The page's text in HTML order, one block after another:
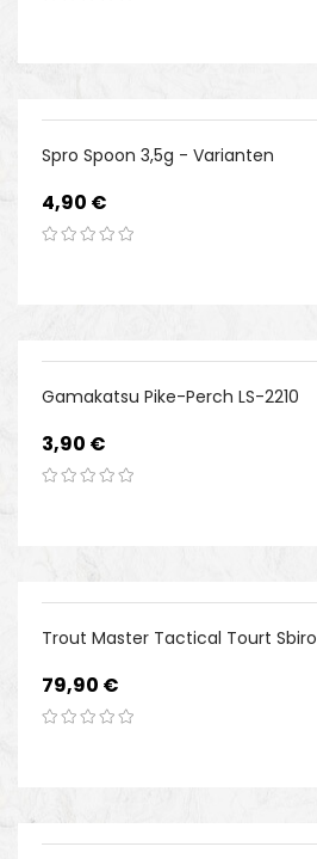
Spro Spoon 3,5g - Varianten
Preis
4,90 €
Gamakatsu Pike-Perch LS-2210
Preis
3,90 €
Trout Master Tactical Tourt Sbiro
Preis
79,90 €